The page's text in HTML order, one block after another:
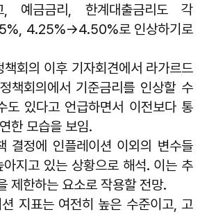
예금금리, 한계대출금리도 각
4.25%→4.50%로 인상하기로
회의 이후 기자회견에서 라가르드
책회의에서 기준금리를 인상할 수
도 있다고 언급하면서 이전보다 통
한 모습을 보임.
결정에 인플레이션 이외의 변수들
지고 있는 상황으로 해석. 이는 추
제한하는 요소로 작용할 전망.
지표는 여전히 높은 수준이고, 고